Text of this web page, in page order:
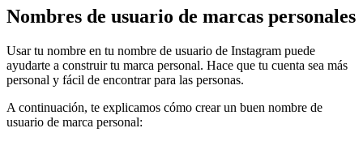
Nombres de usuario de marcas personales
Usar tu nombre en tu nombre de usuario de Instagram puede
ayudarte a construir tu marca personal. Hace que tu cuenta sea más
personal y fácil de encontrar para las personas.
A continuación, te explicamos cómo crear un buen nombre de
usuario de marca personal: